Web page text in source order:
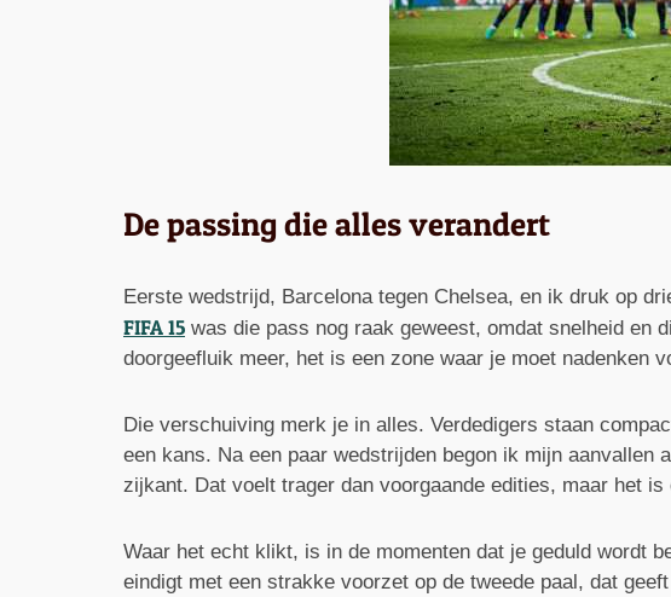
De passing die alles verandert
Eerste wedstrijd, Barcelona tegen Chelsea, en ik druk op
FIFA 15 was die pass nog raak geweest, omdat snelheid en
doorgeefluik meer, het is een zone waar je moet nadenken
Die verschuiving merk je in alles. Verdedigers staan
een kans. Na een paar wedstrijden begon ik mijn
zijkant. Dat voelt trager dan voorgaande edities, maar het
Waar het echt klikt, is in de momenten dat je geduld wordt
eindigt met een strakke voorzet op de tweede paal, dat